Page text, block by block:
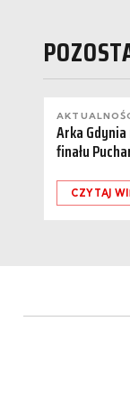
Arka
finału
CZYTAJ